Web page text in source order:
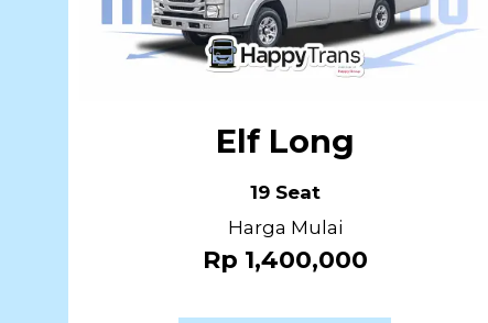
Elf Long
19 Seat
Harga Mulai
Rp 1,400,000